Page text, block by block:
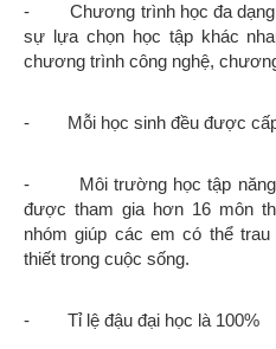
- Chương trình học đa dạng,
sự lựa chọn học tập khác
chương trình công nghệ,
- Mỗi học sinh đều được cấp
- Môi trường học tập năng
được tham gia hơn 16 môn
nhóm giúp các em có thể
thiết trong cuộc sống.
- Tỉ lệ đậu đại học là 100%